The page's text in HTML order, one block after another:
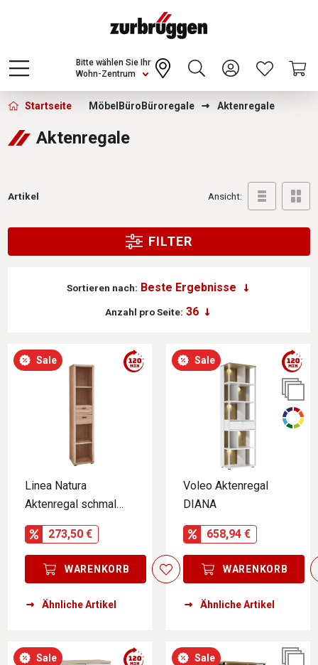
Choose a different country or region to see
content for your location and shop online
CONTINUE
Wohn-Zentrum
Bitte wählen Sie Ihr
Zurbrüggen - Aktenregale
Startseite Möbel Büro Büroregale Aktenregale
Aktenregale
Artikel Ansicht:
FILTER
Sortieren nach:
Anzahl pro Seite:
Sale
Linea Natura
Aktenregal schmal
SONOS
273,50 €
WARENKORB
Ähnliche Artikel
Sale
Voleo Aktenregal
DIANA
658,94 €
WARENKORB
Ähnliche Artikel
Sale Sale